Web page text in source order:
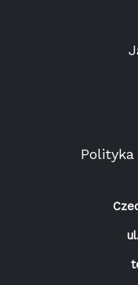
Polityka